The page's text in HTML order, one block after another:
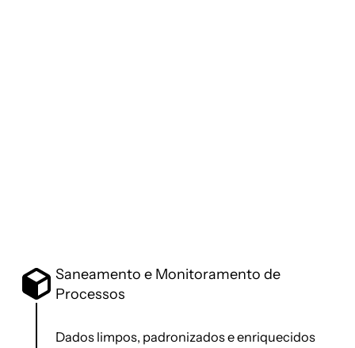
Fale conosco
Saneamento e Monitoramento de
Processos
Dados limpos, padronizados e enriquecidos